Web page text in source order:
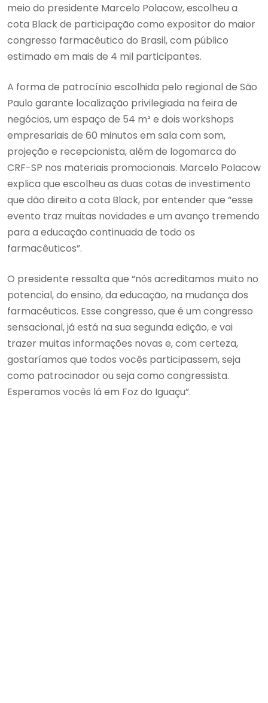
meio do presidente Marcelo Polacow, escolheu a
cota Black de participação como expositor do maior
congresso farmacêutico do Brasil, com público
estimado em mais de 4 mil participantes.
A forma de patrocínio escolhida pelo regional de São
Paulo garante localização privilegiada na feira de
negócios, um espaço de 54 m² e dois workshops
empresariais de 60 minutos em sala com som,
projeção e recepcionista, além de logomarca do
CRF-SP nos materiais promocionais. Marcelo Polacow
explica que escolheu as duas cotas de investimento
que dão direito a cota Black, por entender que “esse
evento traz muitas novidades e um avanço tremendo
para a educação continuada de todo os
farmacêuticos”.
O presidente ressalta que “nós acreditamos muito no
potencial, do ensino, da educação, na mudança dos
farmacêuticos. Esse congresso, que é um congresso
sensacional, já está na sua segunda edição, e vai
trazer muitas informações novas e, com certeza,
gostaríamos que todos vocês participassem, seja
como patrocinador ou seja como congressista.
Esperamos vocês lá em Foz do Iguaçu”.